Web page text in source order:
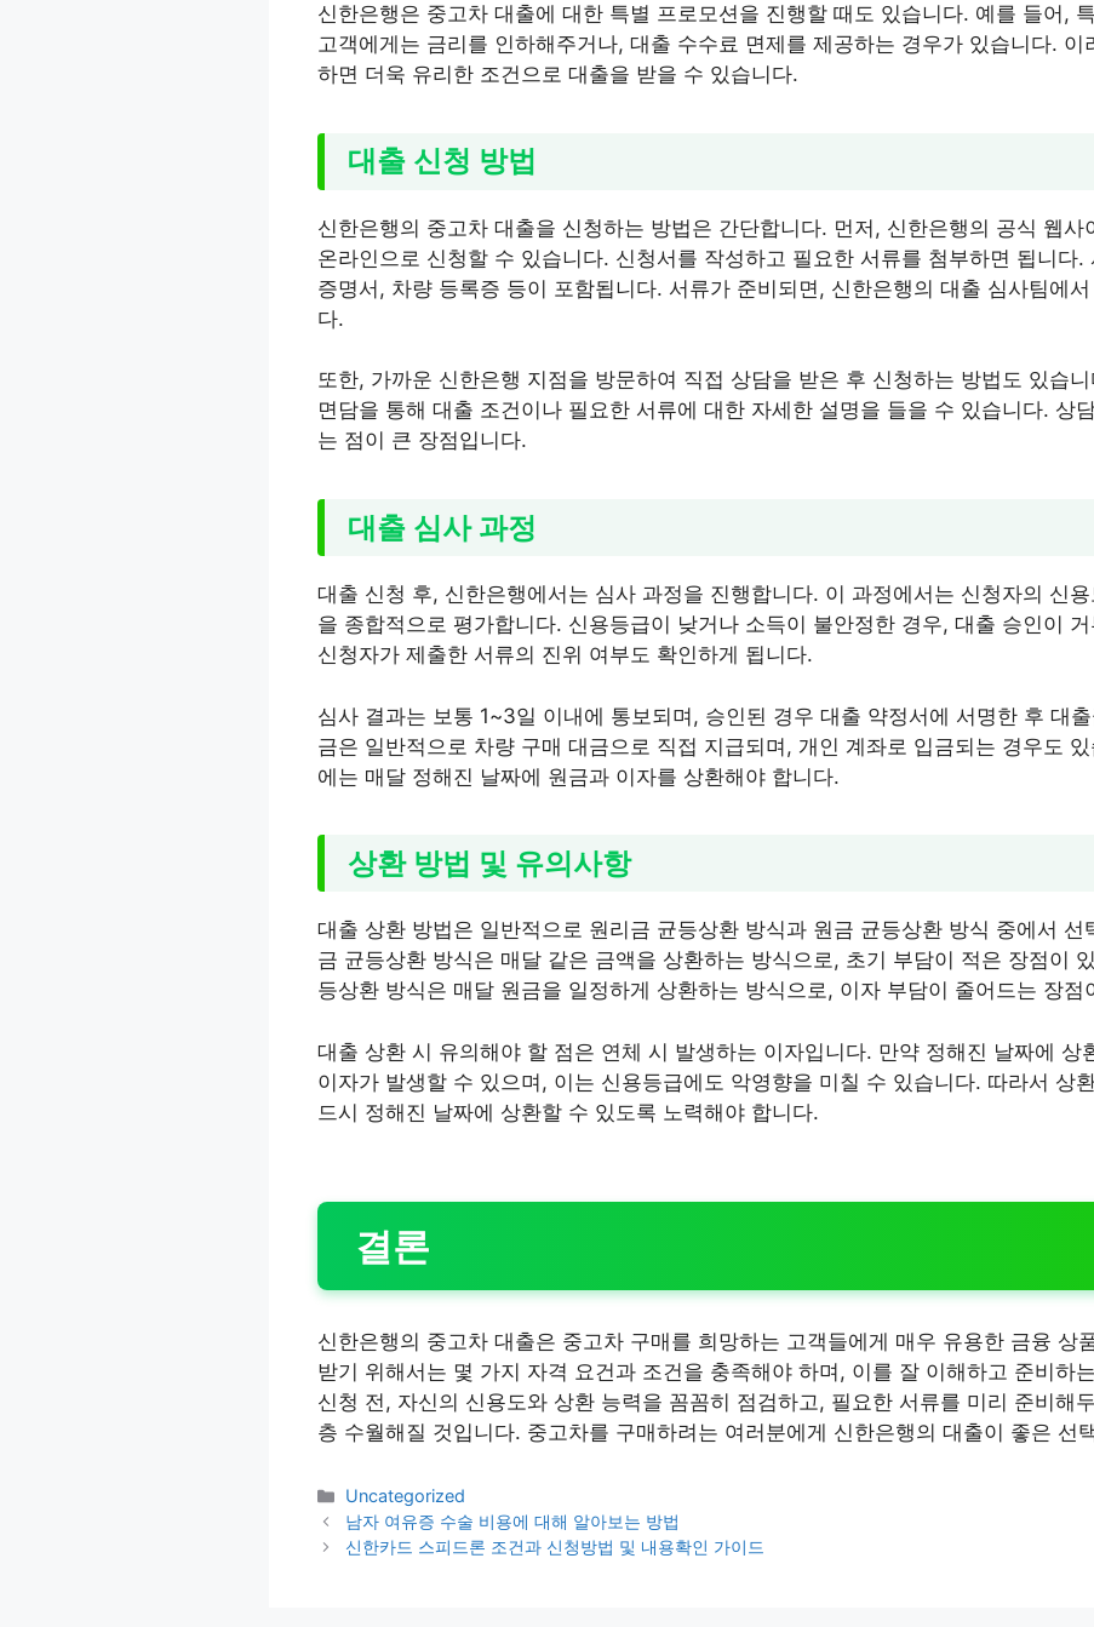
신한은행은 중고차 대출에 대한 특별 프로모션을 진행할 때도 있습니다. 예를 들어,
고객에게는 금리를 인하해주거나, 대출 수수료 면제를 제공하는 경우가 있습니다. 이
하면 더욱 유리한 조건으로 대출을 받을 수 있습니다.
대출 신청 방법
신한은행의 중고차 대출을 신청하는 방법은 간단합니다. 먼저, 신한은행의 공식 웹사
온라인으로 신청할 수 있습니다. 신청서를 작성하고 필요한 서류를 첨부하면 됩니다.
증명서, 차량 등록증 등이 포함됩니다. 서류가 준비되면, 신한은행의 대출 심사팀에
다.
또한, 가까운 신한은행 지점을 방문하여 직접 상담을 받은 후 신청하는 방법도 있습
면담을 통해 대출 조건이나 필요한 서류에 대한 자세한 설명을 들을 수 있습니다. 상
는 점이 큰 장점입니다.
대출 심사 과정
대출 신청 후, 신한은행에서는 심사 과정을 진행합니다. 이 과정에서는 신청자의 신
을 종합적으로 평가합니다. 신용등급이 낮거나 소득이 불안정한 경우, 대출 승인이
신청자가 제출한 서류의 진위 여부도 확인하게 됩니다.
심사 결과는 보통 1~3일 이내에 통보되며, 승인된 경우 대출 약정서에 서명한 후 대
금은 일반적으로 차량 구매 대금으로 직접 지급되며, 개인 계좌로 입금되는 경우도
에는 매달 정해진 날짜에 원금과 이자를 상환해야 합니다.
상환 방법 및 유의사항
대출 상환 방법은 일반적으로 원리금 균등상환 방식과 원금 균등상환 방식 중에서 선
금 균등상환 방식은 매달 같은 금액을 상환하는 방식으로, 초기 부담이 적은 장점이
등상환 방식은 매달 원금을 일정하게 상환하는 방식으로, 이자 부담이 줄어드는 장점
대출 상환 시 유의해야 할 점은 연체 시 발생하는 이자입니다. 만약 정해진 날짜에 상
이자가 발생할 수 있으며, 이는 신용등급에도 악영향을 미칠 수 있습니다. 따라서 상
드시 정해진 날짜에 상환할 수 있도록 노력해야 합니다.
결론
신한은행의 중고차 대출은 중고차 구매를 희망하는 고객들에게 매우 유용한 금융 상
받기 위해서는 몇 가지 자격 요건과 조건을 충족해야 하며, 이를 잘 이해하고 준비하
신청 전, 자신의 신용도와 상환 능력을 꼼꼼히 점검하고, 필요한 서류를 미리 준비해
층 수월해질 것입니다. 중고차를 구매하려는 여러분에게 신한은행의 대출이 좋은 선
카
테
고
Uncategorized
남자 여유증 수술 비용에 대해 알아보는 방법
신한카드 스피드론 조건과 신청방법 및 내용확인 가이드